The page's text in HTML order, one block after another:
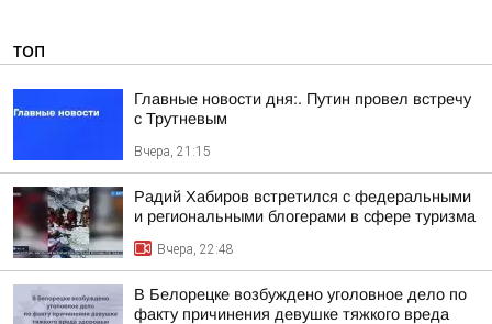
ТОП
Главные новости дня:. Путин провел встречу
с Трутневым
Вчера, 21:15
Радий Хабиров встретился с федеральными
и региональными блогерами в сфере туризма
Вчера, 22:48
В Белорецке возбуждено уголовное дело по
факту причинения девушке тяжкого вреда